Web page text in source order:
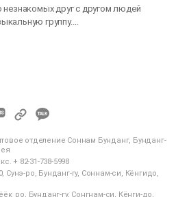
незнакомых друг с другом людей
группу.…
카
오
톡
공
отделение Соннам Бунданг, Бунданг-
+ 82-31-738-5998
Сунэ-ро, Бунданг-гу, Соннам-си, Кёнгидо,
Бунданг-гу, Сонгнам-си, Кёнги-до,